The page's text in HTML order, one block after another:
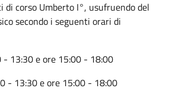
corso Umberto I°, usufruendo del
secondo i seguenti orari di
- 13:30 e ore 15:00 - 18:00
- 13:30 e ore 15:00 - 18:00